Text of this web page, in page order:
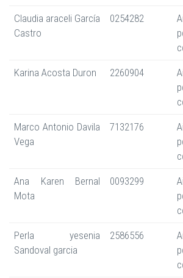
Claudia araceli García
Castro
0254282
Karina Acosta Duron 2260904
Marco Antonio Davila
Vega
7132176
Ana Karen Bernal
Mota
0093299
Perla yesenia
Sandoval garcia
2586556